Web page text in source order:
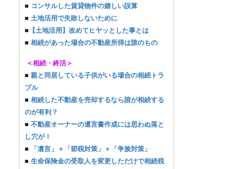
■ コンサルした賃貸物件の嬉しい誤算
■土地活用で失敗しないために
■ 【土地活用】改めてヒヤッとした事とは
■相続があった場合の不動産所得は誰のもの
＜相続・終活＞
■親と同居している子供がいる場合の相続トラ
ブル
■相続した不動産を売却するなら誰が相続する
のが有利？
■不動産オーナーの遺言書作成には思わぬ落と
し穴が！
■
「遺言」＋「節税対策」＋「争族対策」
■生命保険金の受取人を変更しただけで相続税